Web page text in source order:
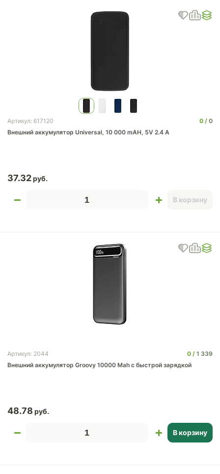
Артикул: 617120 0
0
Внешний аккумулятор Universal, 10 000 mAH, 5V 2.4 A
37.32
В корзину
Артикул: 2044 0
1 339
Внешний аккумулятор Groovy 10000 Mah с быстрой зарядкой
48.78
В корзину